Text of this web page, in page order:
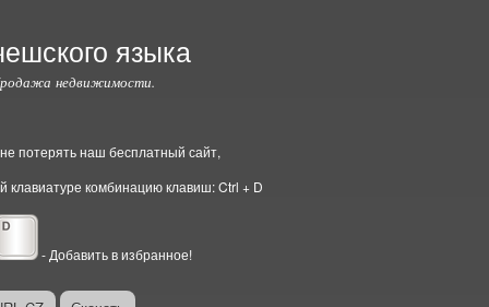
языка
недвижимости.
потерять наш бесплатный сайт,
клавиатуре комбинацию клавиш: Ctrl + D
- Добавить в избранное!